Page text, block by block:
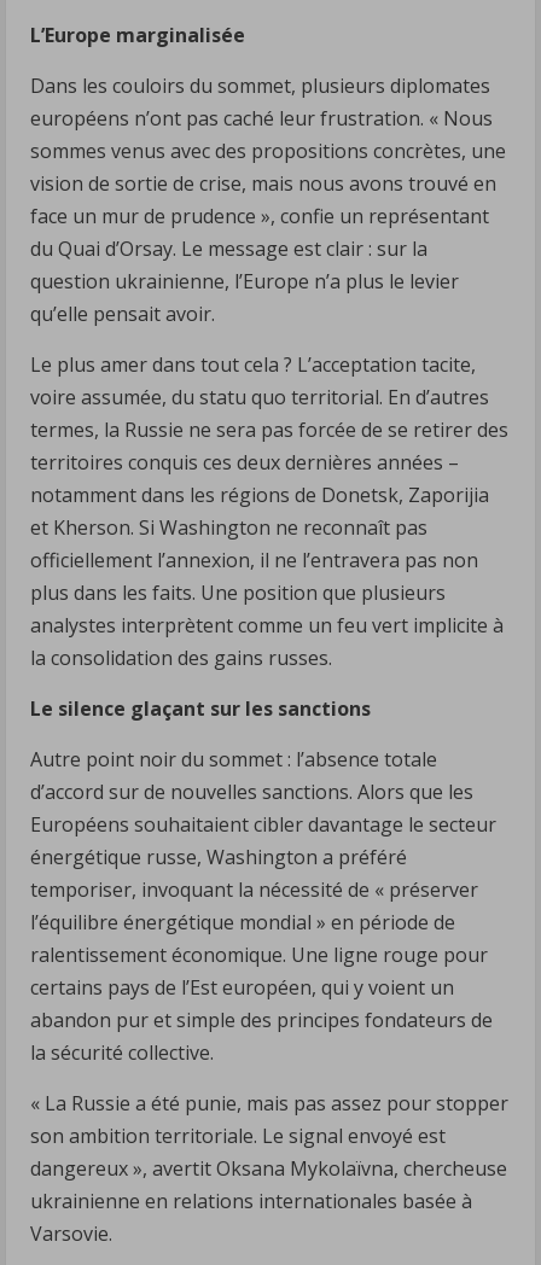
L’Europe marginalisée
Dans les couloirs du sommet, plusieurs diplomates
européens n’ont pas caché leur frustration. « Nous
sommes venus avec des propositions concrètes, une
vision de sortie de crise, mais nous avons trouvé en
face un mur de prudence », confie un représentant
du Quai d’Orsay. Le message est clair : sur la
question ukrainienne, l’Europe n’a plus le levier
qu’elle pensait avoir.
Le plus amer dans tout cela ? L’acceptation tacite,
voire assumée, du statu quo territorial. En d’autres
termes, la Russie ne sera pas forcée de se retirer des
territoires conquis ces deux dernières années –
notamment dans les régions de Donetsk, Zaporijia
et Kherson. Si Washington ne reconnaît pas
officiellement l’annexion, il ne l’entravera pas non
plus dans les faits. Une position que plusieurs
analystes interprètent comme un feu vert implicite à
la consolidation des gains russes.
Le silence glaçant sur les sanctions
Autre point noir du sommet : l’absence totale
d’accord sur de nouvelles sanctions. Alors que les
Européens souhaitaient cibler davantage le secteur
énergétique russe, Washington a préféré
temporiser, invoquant la nécessité de « préserver
l’équilibre énergétique mondial » en période de
ralentissement économique. Une ligne rouge pour
certains pays de l’Est européen, qui y voient un
abandon pur et simple des principes fondateurs de
la sécurité collective.
« La Russie a été punie, mais pas assez pour stopper
son ambition territoriale. Le signal envoyé est
dangereux », avertit Oksana Mykolaïvna, chercheuse
ukrainienne en relations internationales basée à
Varsovie.